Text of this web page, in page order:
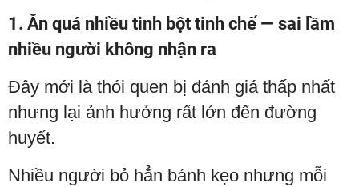
1. Ăn quá nhiều tinh bột tinh chế — sai lầm
nhiều người không nhận ra
Đây mới là thói quen bị đánh giá thấp nhất
nhưng lại ảnh hưởng rất lớn đến đường
huyết.
Nhiều người bỏ hẳn bánh kẹo nhưng mỗi